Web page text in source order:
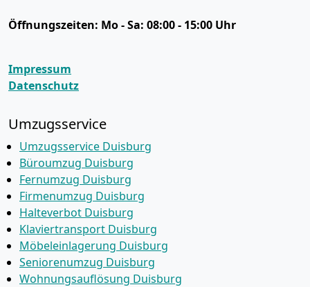
Öffnungszeiten: Mo - Sa: 08:00 - 15:00 Uhr
Impressum
Datenschutz
Umzugsservice
Umzugsservice Duisburg
Büroumzug Duisburg
Fernumzug Duisburg
Firmenumzug Duisburg
Halteverbot Duisburg
Klaviertransport Duisburg
Möbeleinlagerung Duisburg
Seniorenumzug Duisburg
Wohnungsauflösung Duisburg